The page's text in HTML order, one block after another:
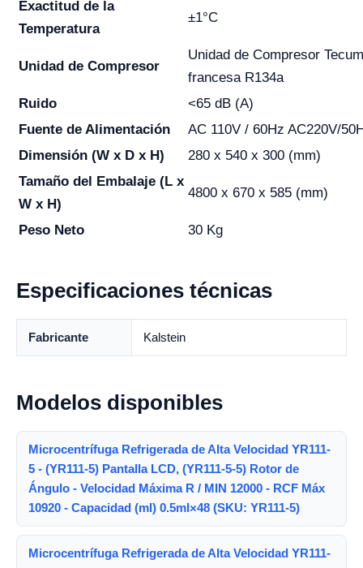
Exactitud de la
Temperatura
±1°C
Unidad de Compresor
Unidad de Compresor
francesa R134a
Ruido
<65 dB (A)
Fuente de Alimentación
AC 110V / 60Hz AC220V/
Dimensión (W x D x H)
280 x 540 x 300 (mm)
Tamaño del Embalaje (L x
W x H)
4800 x 670 x 585 (mm)
Peso Neto 30 Kg
Especificaciones técnicas
Fabricante Kalstein
Modelos disponibles
Microcentrífuga Refrigerada de Alta Velocidad YR111-
5 - (YR111-5) Pantalla LCD, (YR111-5-5) Rotor de
Ángulo - Velocidad Máxima R / MIN 12000 - RCF Máx
10920 - Capacidad (ml) 0.5ml×48 (SKU: YR111-5)
Microcentrífuga Refrigerada de Alta Velocidad YR111-